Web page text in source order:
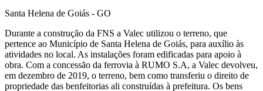
Santa Helena de Goiás - GO
Durante a construção da FNS a Valec utilizou o terreno, que
pertence ao Município de Santa Helena de Goiás, para auxílio às
atividades no local. As instalações foram edificadas para apoio à
obra. Com a concessão da ferrovia à RUMO S.A, a Valec devolveu,
em dezembro de 2019, o terreno, bem como transferiu o direito de
propriedade das benfeitorias ali construídas à prefeitura. Os bens